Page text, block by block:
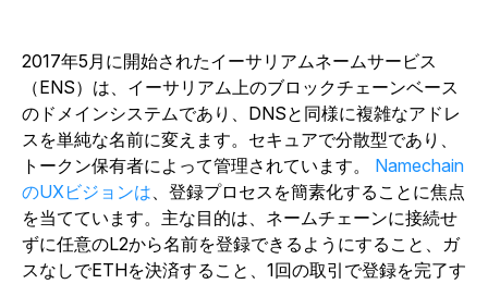
2017年5月に開始されたイーサリアムネームサービス
（ENS）は、イーサリアム上のブロックチェーンベース
のドメインシステムであり、DNSと同様に複雑なアドレ
スを単純な名前に変えます。セキュアで分散型であり、
トークン保有者によって管理されています。 Namechain
のUXビジョンは、登録プロセスを簡素化することに焦点
を当てています。主な目的は、ネームチェーンに接続せ
ずに任意のL2から名前を登録できるようにすること、ガ
スなしでETHを決済すること、1回の取引で登録を完了す